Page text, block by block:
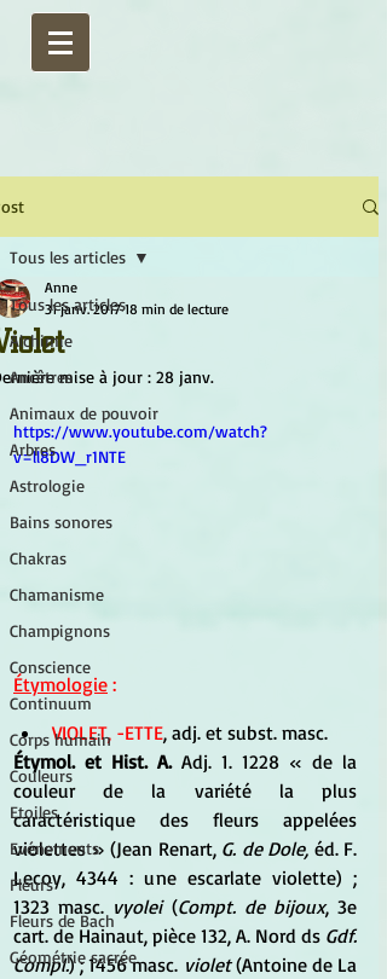
Tous les articles
Alchimie
Ancêtres
Animaux de pouvoir
Arbres
Astrologie
Bains sonores
Chakras
Chamanisme
Champignons
Conscience
Continuum
Corps humain
Couleurs
Etoiles
Evénements
Fleurs
Fleurs de Bach
Géométrie sacrée
Tous les articles
Anne
31 janv. 2017 18 min de lecture
mise à jour : 28 janv.
https://www.youtube.com/watch?
v=ll8DW_r1NTE
Étymologie :
VIOLET, -ETTE, adj. et subst. masc.
Étymol. et Hist. A. Adj. 1. 1228 « de la
couleur de la variété la plus
caractéristique des fleurs appelées
violettes » (Jean Renart, G. de Dole, éd. F.
Lecoy, 4344 : une escarlate violette) ;
1323 masc. vyolei (Compt. de bijoux, 3e
cart. de Hainaut, pièce 132, A. Nord ds Gdf.
Compl.) ; 1456 masc. violet (Antoine de La